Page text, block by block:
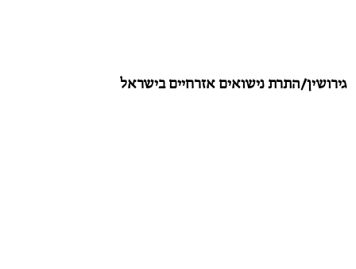
גירושין/התרת נישואים אזרחיים בישראל